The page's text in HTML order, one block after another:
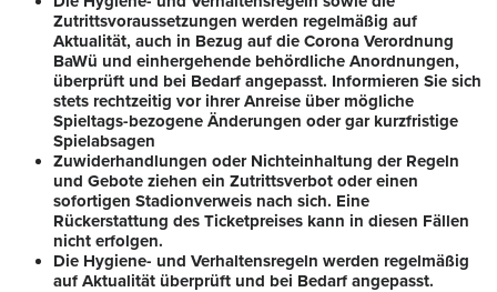
Zutrittsvoraussetzungen werden regelmäßig auf
Aktualität, auch in Bezug auf die Corona Verordnung
BaWü und einhergehende behördliche Anordnungen,
überprüft und bei Bedarf angepasst. Informieren Sie sich
stets rechtzeitig vor ihrer Anreise über mögliche
Spieltags-bezogene Änderungen oder gar kurzfristige
Spielabsagen
Zuwiderhandlungen oder Nichteinhaltung der Regeln
und Gebote ziehen ein Zutrittsverbot oder einen
sofortigen Stadionverweis nach sich. Eine
Rückerstattung des Ticketpreises kann in diesen Fällen
nicht erfolgen.
Die Hygiene- und Verhaltensregeln werden regelmäßig
auf Aktualität überprüft und bei Bedarf angepasst.